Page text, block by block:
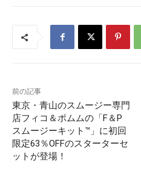
前の記事
東京・青山のスムージー専門
店フィコ＆ポムムの「F＆P
スムージーキット™」に初回
限定63％OFFのスターターセ
ットが登場！